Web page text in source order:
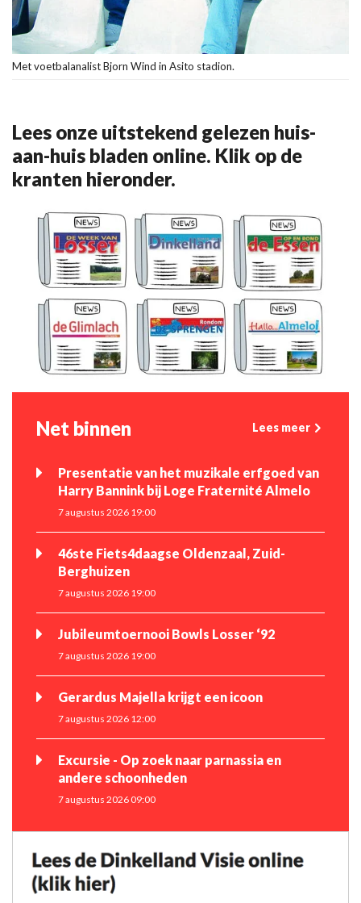
Met voetbalanalist Bjorn Wind in Asito stadion.
Lees onze uitstekend gelezen huis-
aan-huis bladen online. Klik op de
kranten hieronder.
Net binnen Lees meer
Presentatie van het muzikale erfgoed van
Harry Bannink bij Loge Fraternité Almelo
7 augustus 2026 19:00
46ste Fiets4daagse Oldenzaal, Zuid-
Berghuizen
7 augustus 2026 19:00
Jubileumtoernooi Bowls Losser ‘92
7 augustus 2026 19:00
Gerardus Majella krijgt een icoon
7 augustus 2026 12:00
Excursie - Op zoek naar parnassia en
andere schoonheden
7 augustus 2026 09:00